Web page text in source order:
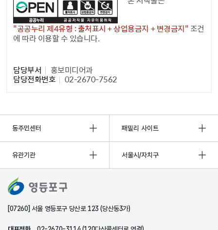
"공공누리 제4유형 : 출처표시 + 상업용금지 + 변경금지"조건
에 따라 이용할 수 있습니다.
담당부서 홍보미디어과
담당전화번호 02-2670-7562
동주민센터 패밀리 사이트
유관기관 서울시/자치구
[07260] 서울 영등포구 당산로 123 (당산동3가)